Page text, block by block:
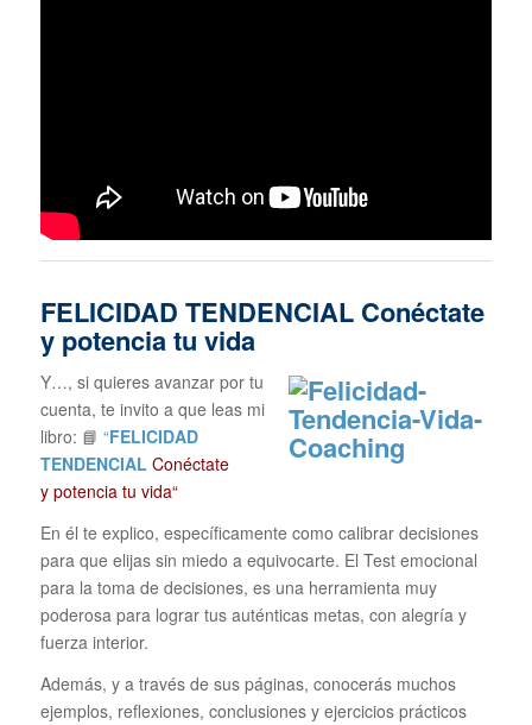
FELICIDAD TENDENCIAL Conéctate
y potencia tu vida
Y…, si quieres avanzar por tu
cuenta, te invito a que leas mi
libro: 📘 “FELICIDAD
TENDENCIAL Conéctate
y potencia tu vida“
En él te explico, específicamente como calibrar decisiones
para que elijas sin miedo a equivocarte. El Test emocional
para la toma de decisiones, es una herramienta muy
poderosa para lograr tus auténticas metas, con alegría y
fuerza interior.
Además, y a través de sus páginas, conocerás muchos
ejemplos, reflexiones, conclusiones y ejercicios prácticos